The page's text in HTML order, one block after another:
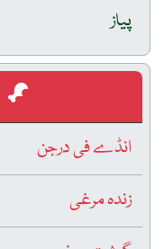
پیاز
انڈے فی درجن
زندہ مرغی